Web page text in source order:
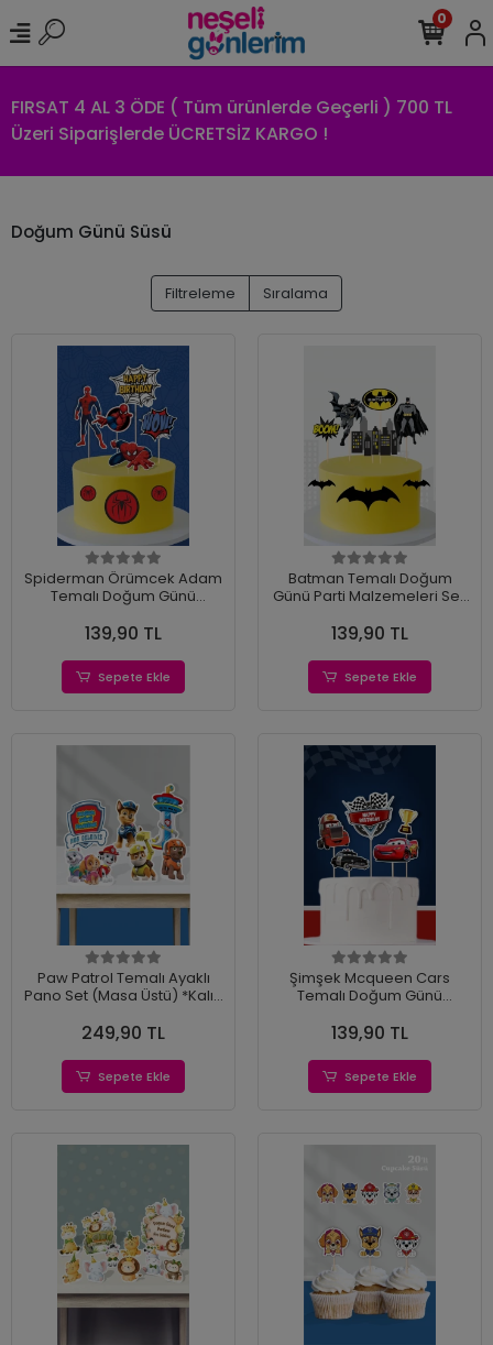
FIRSAT 4 AL 3 ÖDE ( Tüm ürünlerde Geçerli ) 700 TL
Üzeri Siparişlerde ÜCRETSİZ KARGO !
0
Doğum Günü Süsü
Filtreleme Sıralama
Spiderman Örümcek Adam
Temalı Doğum Günü
139,90 TL
Sepete Ekle
Batman Temalı Doğum
Günü Parti Malzemeleri Seti
139,90 TL
Sepete Ekle
Paw Patrol Temalı Ayaklı
Pano Set (Masa Üstü) *Kalın
249,90 TL
Sepete Ekle
Şimşek Mcqueen Cars
Temalı Doğum Günü
139,90 TL
Sepete Ekle